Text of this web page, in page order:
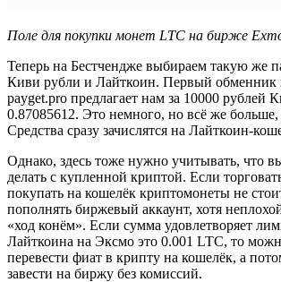
Поле для покупки монет LTC на бирже
Теперь на Бестчендже выбираем такую же
Киви рубли и Лайткоин. Первый обменник
payget.pro предлагает нам за 10000 рублей
0.87085612. Это немного, но всё же
Средства сразу зачислятся на Лайткоин-
Однако, здесь тоже нужно учитывать, что
делать с купленной криптой. Если
покупать на кошелёк криптомонеты не
пополнять биржевый аккаунт, хотя
«ход конём». Если сумма удовлетворяет
Лайткоина на Эксмо это 0.001 LTC, то
перевести фиат в крипту на кошелёк, а
завести на биржу без комиссий.